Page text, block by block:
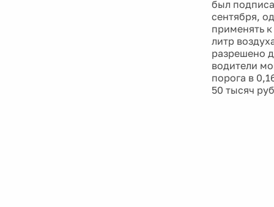
был
сентября,
применять
литр
разрешено
водители
порога в
50 тысяч